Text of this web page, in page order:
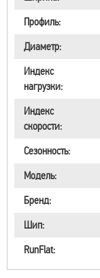
Профиль:
Диаметр:
Индекс
нагрузки:
Индекс
скорости:
Сезонность:
Модель:
Бренд:
Шип:
RunFlat: